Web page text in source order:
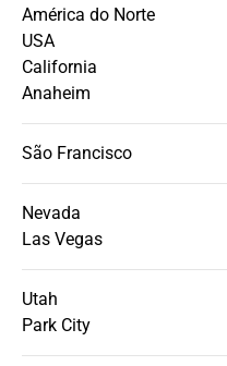
América do Norte
USA
California
Anaheim
São Francisco
Nevada
Las Vegas
Utah
Park City